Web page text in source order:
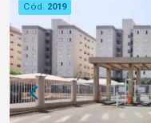
Cód. 2019